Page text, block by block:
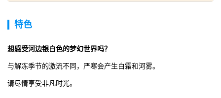
特色
想感受河边银白色的梦幻世界吗？
与解冻季节的激流不同，严寒会产生白霜和河雾。
请尽情享受非凡时光。